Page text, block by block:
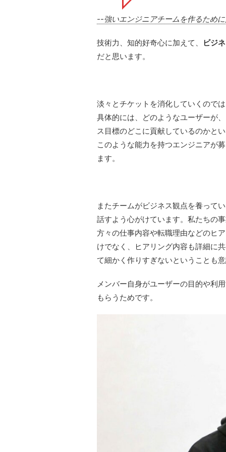
--強いエンジニアチームを作るため
技術力、知的好奇心に加えて、
ビジ
だと思います。
淡々とチケットを消化していくので
具体的には、どのようなユーザーが
ス目標のどこに貢献しているのかと
このような能力を持つエンジニアが
ます。
またチームがビジネス観点を養って
話すよう心がけています。私たちの
方々の仕事内容や転職理由などのヒ
けでなく、ヒアリング内容も詳細に
て細かく作りすぎないということも
メンバー自身がユーザーの目的や利
もらうためです。